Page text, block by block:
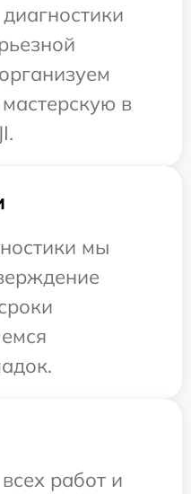
в
мы
работ и